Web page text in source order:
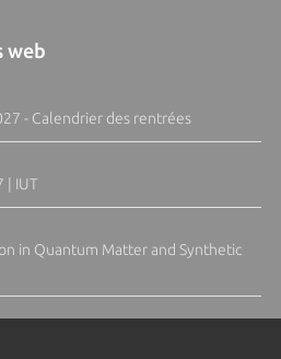
web
- Calendrier des rentrées
| IUT
in Quantum Matter and Synthetic